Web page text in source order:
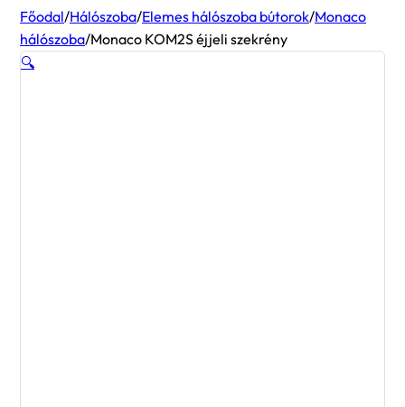
Főodal/Hálószoba/Elemes hálószoba bútorok/Monaco
hálószoba/Monaco KOM2S éjjeli szekrény
🔍